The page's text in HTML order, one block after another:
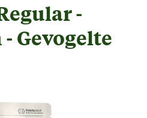
-
Gevogelte